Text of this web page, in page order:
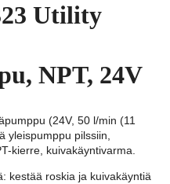
Utility
NPT, 24V
(24V, 50 l/min (11
yleispumppu pilssiin,
kierre, kuivakäyntivarma.
kestää roskia ja kuivakäyntiä